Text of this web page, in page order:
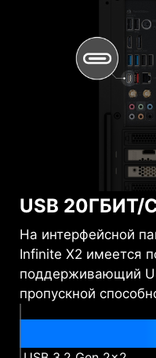
USB 20ГБИТ/
На интерфейсной
Infinite X2 имеется
поддерживающий
пропускной